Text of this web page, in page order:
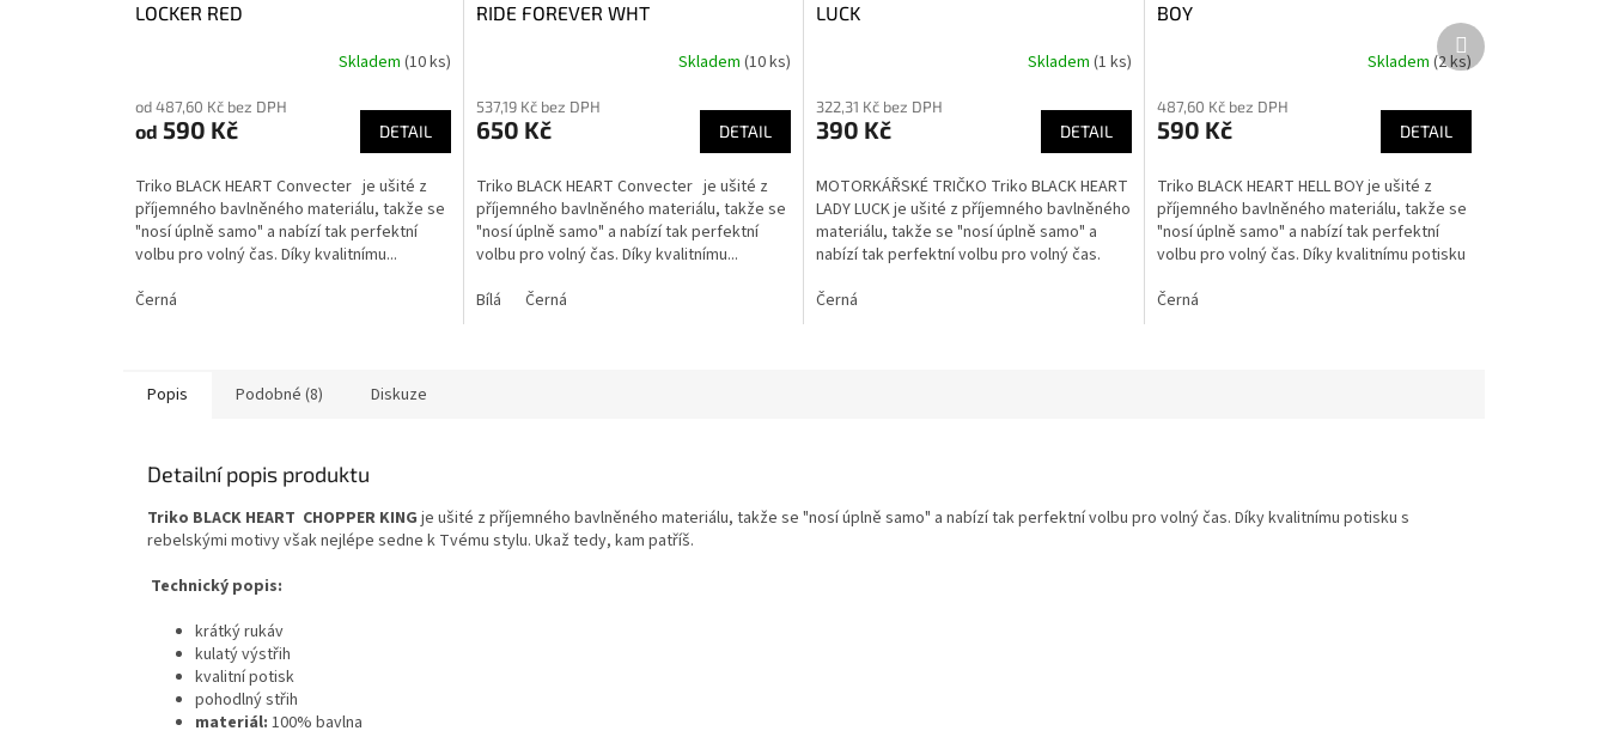
LOCKER RED
Skladem (10 ks)
od 487,60 Kč bez DPH
od 590 Kč DETAIL
Triko BLACK HEART Convecter je ušité z
příjemného bavlněného materiálu, takže se
"nosí úplně samo" a nabízí tak perfektní
volbu pro volný čas. Díky kvalitnímu...
Černá
RIDE FOREVER WHT
Skladem (10 ks)
537,19 Kč bez DPH
650 Kč DETAIL
Triko BLACK HEART Convecter je ušité z
příjemného bavlněného materiálu, takže se
"nosí úplně samo" a nabízí tak perfektní
volbu pro volný čas. Díky kvalitnímu...
Bílá
Černá
LUCK
Skladem (1 ks)
322,31 Kč bez DPH
390 Kč DETAIL
MOTORKÁŘSKÉ TRIČKO Triko BLACK HEART
LADY LUCK je ušité z příjemného bavlněného
materiálu, takže se "nosí úplně samo" a
nabízí tak perfektní volbu pro volný čas.
Černá
BOY
produktu
je
z
5
hvězdiček.
Skladem(2 ks)
487,60 Kč bez DPH
590 Kč DETAIL
Triko BLACK HEART HELL BOY je ušité z
příjemného bavlněného materiálu, takže se
"nosí úplně samo" a nabízí tak perfektní
volbu pro volný čas. Díky kvalitnímu potisku
Černá
Další
produkt
Popis Podobné (8) Diskuze
Detailní popis produktu
Triko BLACK HEART CHOPPER KING je ušité z příjemného bavlněného materiálu, takže se "nosí úplně samo" a nabízí tak perfektní volbu pro volný čas. Díky kvalitnímu potisku s
rebelskými motivy však nejlépe sedne k Tvému stylu. Ukaž tedy, kam patříš.
Technický popis:
krátký rukáv
kulatý výstřih
kvalitní potisk
pohodlný střih
materiál: 100% bavlna